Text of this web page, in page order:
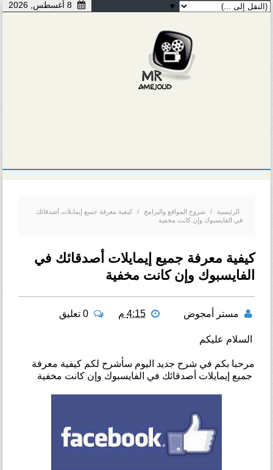
▼ 8 أغسطس, 2026
الرئيسية / شروح المواقع والبرامج /
كيفية معرفة جميع إيمايلات أصدقائك
في الفايسبوك وإن كانت مخفية
كيفية معرفة جميع إيمايلات أصدقائك في
الفايسبوك وإن كانت مخفية
مستر أمجوض 4:15 م
مرحبا بكم في شرح جديد اليوم سأشرح لكم كيفية معرفة